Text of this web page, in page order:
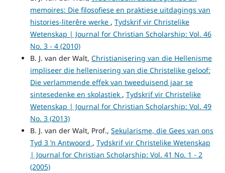
memoires: Die filosofiese en praktiese uitdagings van
histories-literêre werke , Tydskrif vir Christelike
Wetenskap | Journal for Christian Scholarship: Vol. 46
No. 3 - 4 (2010)
B. J. van der Walt, Christianisering van die Hellenisme
impliseer die hellenisering van die Christelike geloof:
Die verlammende effek van tweeduisend jaar se
sintesedenke en skolastiek , Tydskrif vir Christelike
Wetenskap | Journal for Christian Scholarship: Vol. 49
No. 3 (2013)
B. J. van der Walt, Prof., Sekularisme, die Gees van ons
Tyd 3 ’n Antwoord , Tydskrif vir Christelike Wetenskap
| Journal for Christian Scholarship: Vol. 41 No. 1 - 2
(2005)